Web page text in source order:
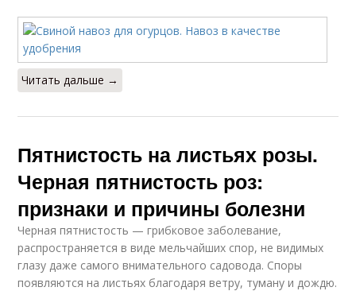
Читать дальше →
Пятнистость на листьях розы.
Черная пятнистость роз:
признаки и причины болезни
Черная пятнистость — грибковое заболевание,
распространяется в виде мельчайших спор, не видимых
глазу даже самого внимательного садовода. Споры
появляются на листьях благодаря ветру, туману и дождю.